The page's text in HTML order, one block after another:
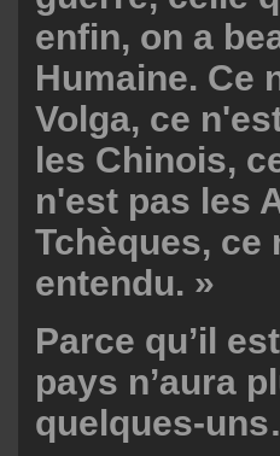
enfin, on a
Humaine. Ce
Volga, ce
les Chinois,
n'est pas les
Tchèques, ce
entendu. »
Parce qu’il
pays n’aura
quelques-